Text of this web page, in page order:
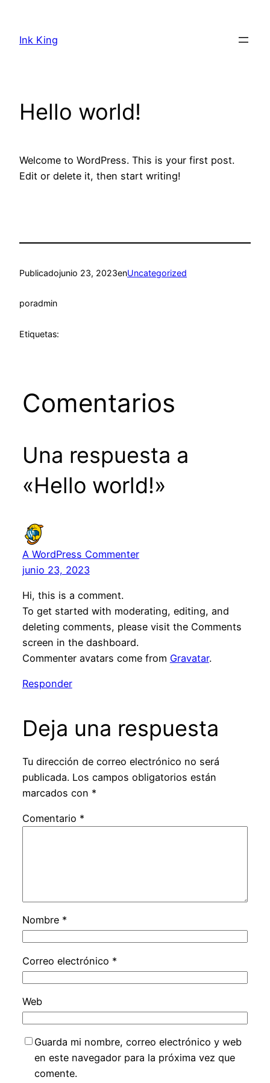
contenido
Ink King
Hello world!
Welcome to WordPress. This is your first post.
Edit or delete it, then start writing!
Publicadojunio 23, 2023enUncategorized
poradmin
Etiquetas:
Comentarios
Una respuesta a
«Hello world!»
A WordPress Commenter
junio 23, 2023
Hi, this is a comment.
To get started with moderating, editing, and
deleting comments, please visit the Comments
screen in the dashboard.
Commenter avatars come from Gravatar.
Responder
Deja una respuesta
Tu dirección de correo electrónico no será
publicada. Los campos obligatorios están
marcados con *
Comentario *
Nombre *
Correo electrónico *
Web
Guarda mi nombre, correo electrónico y web
en este navegador para la próxima vez que
comente.